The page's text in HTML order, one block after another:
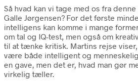
Så hvad kan vi tage med os fra
Galle Jørgensen? For det første
intelligens kan komme i mange
om tal og IQ-test, men også om
til at tænke kritisk. Martins rejse
være både intelligent og
en gave, men det er, hvad man gør
virkelig tæller.